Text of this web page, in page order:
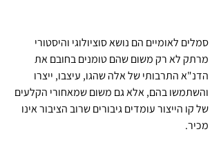
סמלים לאומיים הם נושא סוציולוגי והיסטורי
מרתק לא רק משום שהם טומנים בחובם את
הדנ"א התרבותי של אלה שהגו, עיצבו, ייצרו
והשתמשו בהם, אלא גם משום שמאחורי הקלעים
של קו הייצור עומדים גיבורים שרוב הציבור אינו
מכיר.